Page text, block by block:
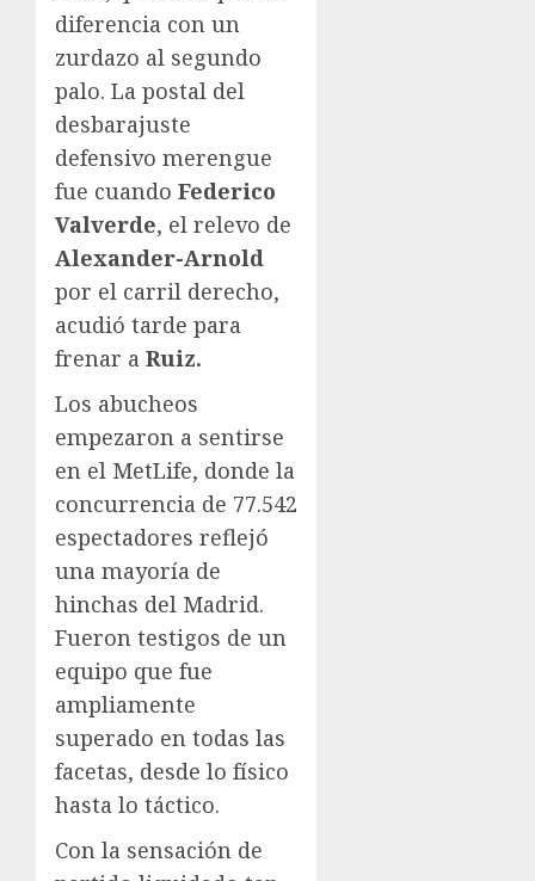
diferencia con un
zurdazo al segundo
palo. La postal del
desbarajuste
defensivo merengue
fue cuando Federico
Valverde, el relevo de
Alexander-Arnold
por el carril derecho,
acudió tarde para
frenar a Ruiz.
Los abucheos
empezaron a sentirse
en el MetLife, donde la
concurrencia de 77.542
espectadores reflejó
una mayoría de
hinchas del Madrid.
Fueron testigos de un
equipo que fue
ampliamente
superado en todas las
facetas, desde lo físico
hasta lo táctico.
Con la sensación de